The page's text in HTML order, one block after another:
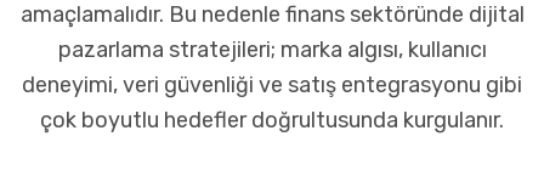
amaçlamalıdır. Bu nedenle finans sektöründe dijital
pazarlama stratejileri; marka algısı, kullanıcı
deneyimi, veri güvenliği ve satış entegrasyonu gibi
çok boyutlu hedefler doğrultusunda kurgulanır.